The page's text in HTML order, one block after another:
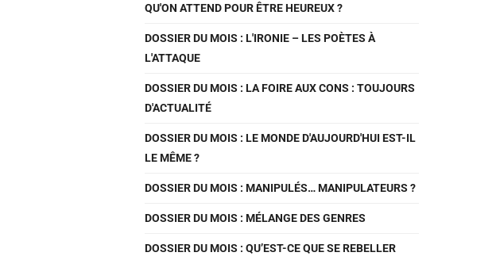
QU'ON ATTEND POUR ÊTRE HEUREUX ?
DOSSIER DU MOIS : L'IRONIE – LES POÈTES À
L'ATTAQUE
DOSSIER DU MOIS : LA FOIRE AUX CONS : TOUJOURS
D'ACTUALITÉ
DOSSIER DU MOIS : LE MONDE D'AUJOURD'HUI EST-IL
LE MÊME ?
DOSSIER DU MOIS : MANIPULÉS… MANIPULATEURS ?
DOSSIER DU MOIS : MÉLANGE DES GENRES
DOSSIER DU MOIS : QU’EST-CE QUE SE REBELLER